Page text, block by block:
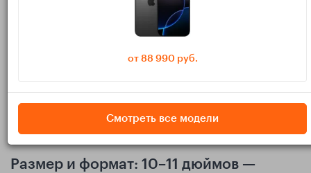
процессоры, большие батареи и частые скидки, но софт и
оптимизация приложений иногда отстают.
Теперь — к конкретным вещам, которые важны именно на
Экран: комфорт для сериалов и
YouTube
Размер и формат: 10–11 дюймов —
от 88 990 руб.
Смотреть все модели